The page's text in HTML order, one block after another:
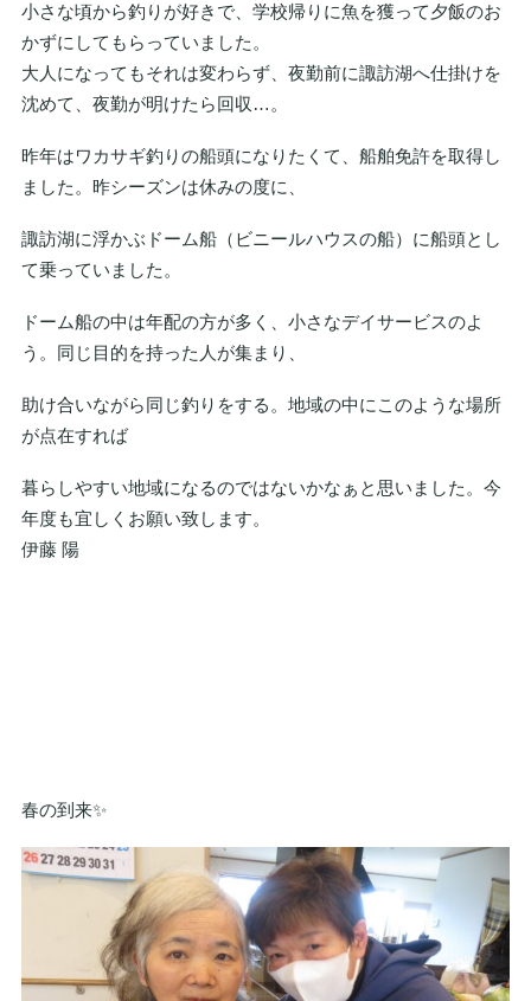
小さな頃から釣りが好きで、学校帰りに魚を獲って夕飯のお
かずにしてもらっていました。
大人になってもそれは変わらず、夜勤前に諏訪湖へ仕掛けを
沈めて、夜勤が明けたら回収…。
昨年はワカサギ釣りの船頭になりたくて、船舶免許を取得し
ました。昨シーズンは休みの度に、
諏訪湖に浮かぶドーム船（ビニールハウスの船）に船頭とし
て乗っていました。
ドーム船の中は年配の方が多く、小さなデイサービスのよ
う。同じ目的を持った人が集まり、
助け合いながら同じ釣りをする。地域の中にこのような場所
が点在すれば
暮らしやすい地域になるのではないかなぁと思いました。今
年度も宜しくお願い致します。
伊藤 陽
春の到来✨